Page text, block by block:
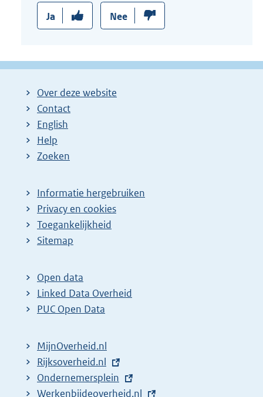
Ja Nee
Over deze website
Contact
English
Help
Zoeken
Informatie hergebruiken
Privacy en cookies
Toegankelijkheid
Sitemap
Open data
Linked Data Overheid
PUC Open Data
MijnOverheid.nl
E
x
t
Rijksoverheid.nl
E
x
Ondernemersplein
E
Werkenbijdeoverheid.nl